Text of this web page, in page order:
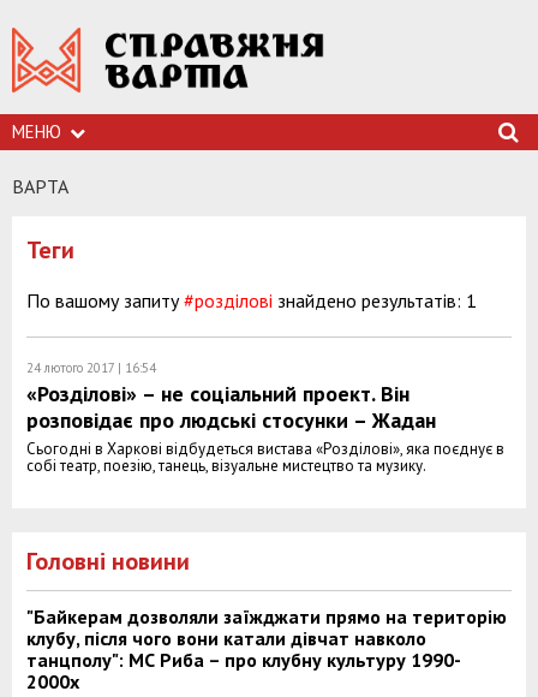
МЕНЮ
ВАРТА
Теги
По вашому запиту#розділові знайдено результатів: 1
24 лютого 2017 | 16:54
«Розділові» – не соціальний проект. Він
розповідає про людські стосунки – Жадан
Сьогодні в Харкові відбудеться вистава «Розділові», яка поєднує в
собі театр, поезію, танець, візуальне мистецтво та музику.
Головні новини
"Байкерам дозволяли заїжджати прямо на територію
клубу, після чого вони катали дівчат навколо
танцполу": МС Риба – про клубну культуру 1990-
2000х